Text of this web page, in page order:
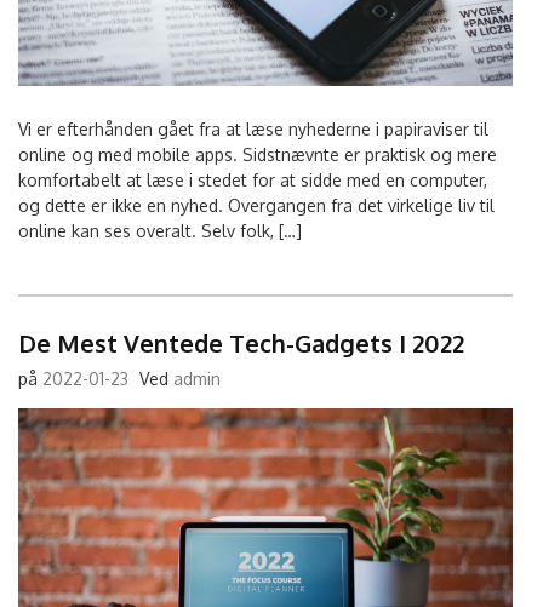
Vi er efterhånden gået fra at læse nyhederne i papiraviser til
online og med mobile apps. Sidstnævnte er praktisk og mere
komfortabelt at læse i stedet for at sidde med en computer,
og dette er ikke en nyhed. Overgangen fra det virkelige liv til
online kan ses overalt. Selv folk, […]
De Mest Ventede Tech-Gadgets I 2022
på 2022-01-23 Ved admin